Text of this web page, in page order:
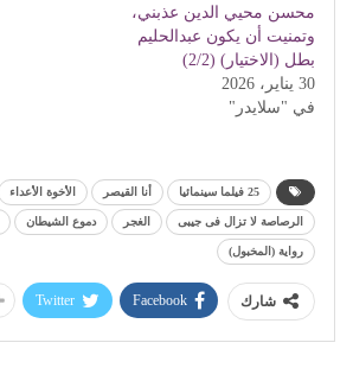
محسن محيي الدين عذبني،
وتمنيت أن يكون عبدالحليم
بطل (الاختيار) (2/2)
30 يناير، 2026
في "سلايدر"
25 فيلما سينمائيا أنا القيصر الأخوة الأعداء
الرصاصة لا تزال فى جيبى الغجر دموع الشيطان
رواية (المخبول)
شارك Facebook
Twitter